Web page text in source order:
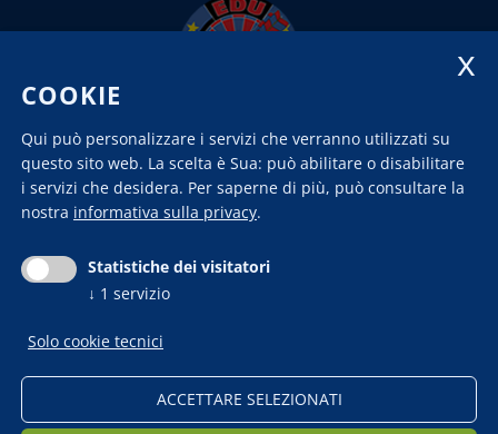
Impressum
legge contributi pubblici
impostazioni dei cookie
COOKIE
Qui può personalizzare i servizi che verranno utilizzati su
questo sito web. La scelta è Sua: può abilitare o disabilitare
i servizi che desidera. Per saperne di più, può consultare la
nostra informativa sulla privacy.
Statistiche dei visitatori
↓ 1 servizio
Solo cookie tecnici
ACCETTARE SELEZIONATI